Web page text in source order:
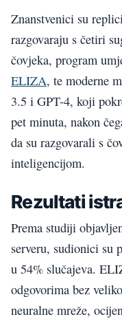
Znanstvenici su
razgovaraju s četiri
čovjeka, program
ELIZA, te moderne
3.5 i GPT-4, koji
pet minuta, nakon
da su razgovarali s
inteligencijom.
Rezultati
Prema studiji
serveru, sudionici su
u 54% slučajeva.
odgovorima bez
neuralne mreže,